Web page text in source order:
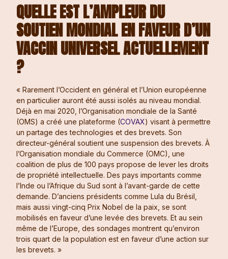
QUELLE EST L’AMPLEUR DU
SOUTIEN MONDIAL EN FAVEUR D’UN
VACCIN UNIVERSEL ACTUELLEMENT
?
« Rarement l’Occident en général et l’Union européenne
en particulier auront été aussi isolés au niveau mondial.
Déjà en mai 2020, l’Organisation mondiale de la Santé
(OMS) a créé une plateforme (COVAX) visant à permettre
un partage des technologies et des brevets. Son
directeur-général soutient une suspension des brevets. À
l’Organisation mondiale du Commerce (OMC), une
coalition de plus de 100 pays propose de lever les droits
de propriété intellectuelle. Des pays importants comme
l’Inde ou l’Afrique du Sud sont à l’avant-garde de cette
demande. D’anciens présidents comme Lula du Brésil,
mais aussi vingt-cinq Prix Nobel de la paix, se sont
mobilisés en faveur d’une levée des brevets. Et au sein
même de l’Europe, des sondages montrent qu’environ
trois quart de la population est en faveur d’une action sur
les brevets. »